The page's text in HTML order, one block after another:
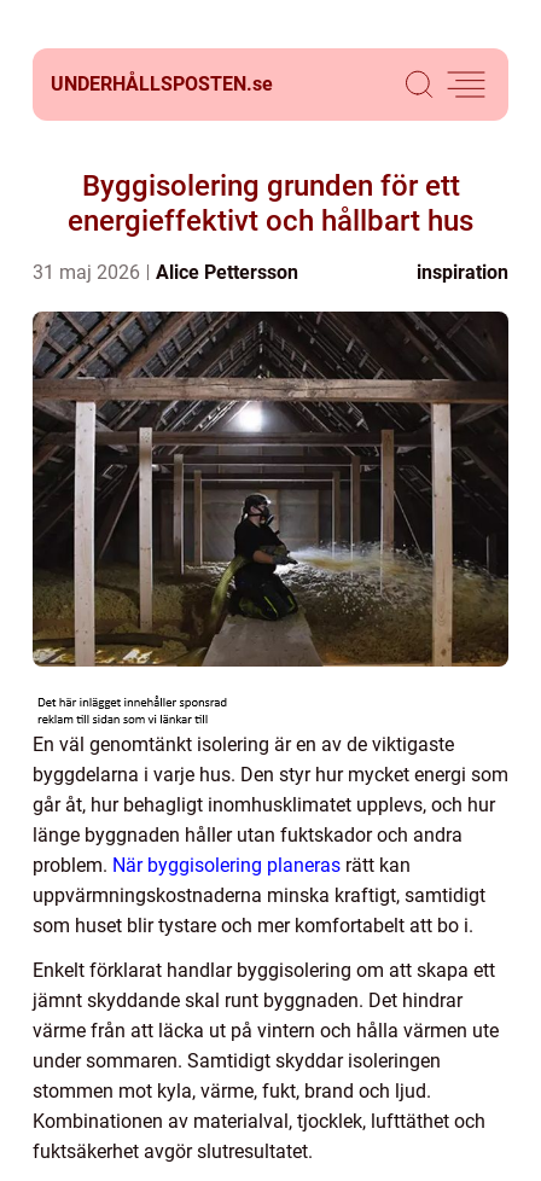
UNDERHÅLLSPOSTEN.se
Byggisolering grunden för ett
energieffektivt och hållbart hus
31 maj 2026 Alice Pettersson inspiration
En väl genomtänkt isolering är en av de viktigaste
byggdelarna i varje hus. Den styr hur mycket energi som
går åt, hur behagligt inomhusklimatet upplevs, och hur
länge byggnaden håller utan fuktskador och andra
problem. När byggisolering planeras rätt kan
uppvärmningskostnaderna minska kraftigt, samtidigt
som huset blir tystare och mer komfortabelt att bo i.
Enkelt förklarat handlar byggisolering om att skapa ett
jämnt skyddande skal runt byggnaden. Det hindrar
värme från att läcka ut på vintern och hålla värmen ute
under sommaren. Samtidigt skyddar isoleringen
stommen mot kyla, värme, fukt, brand och ljud.
Kombinationen av materialval, tjocklek, lufttäthet och
fuktsäkerhet avgör slutresultatet.